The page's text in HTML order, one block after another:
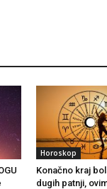
Horoskop
Konačno kraj
dugih patnji,